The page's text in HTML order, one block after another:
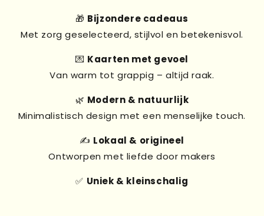
🎁 Bijzondere cadeaus
Met zorg geselecteerd, stijlvol en betekenisvol.
💌 Kaarten met gevoel
Van warm tot grappig – altijd raak.
🌿 Modern & natuurlijk
Minimalistisch design met een menselijke touch.
✍️ Lokaal & origineel
Ontworpen met liefde door makers
✅ Uniek & kleinschalig